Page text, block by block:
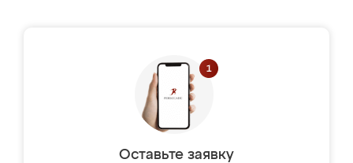
Оставьте заявку